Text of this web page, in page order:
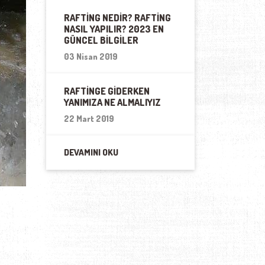
RAFTING NEDIR? RAFTING
NASIL YAPILIR? 2023 EN
GÜNCEL BILGILER
03 Nisan 2019
RAFTINGE GIDERKEN
YANIMIZA NE ALMALIYIZ
22 Mart 2019
DEVAMINI OKU